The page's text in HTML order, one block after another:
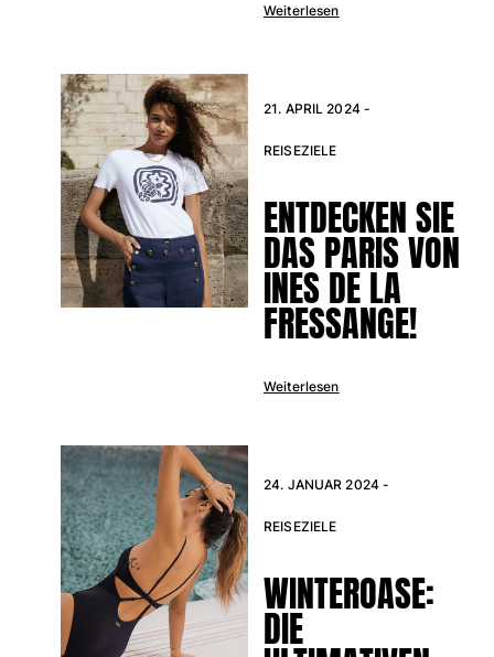
Badeshorts
Babys
Klassische
Klassische stretch
Klassische dünne Stoffe finden
Bademode Bestickte
Shirt mit UV-Schutz
Magische Badehose
Alle Badehose anzeigen
Hosen
Hemden
Shorts
Sweatshirts
Alle Bekleidung anzeigen
Mädchen
Alle Mädchen anzeigen
Weiterlesen
21. APRIL 2024 -
REISEZIELE
ENTDECKEN SIE
DAS PARIS VON
INES DE LA
FRESSANGE!
Weiterlesen
24. JANUAR 2024 -
REISEZIELE
WINTEROASE:
DIE